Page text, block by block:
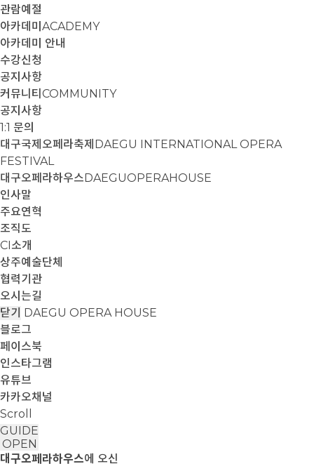
관람예절
아카데미 ACADEMY
아카데미 안내
수강신청
공지사항
커뮤니티 COMMUNITY
공지사항
1:1 문의
대구국제오페라축제 DAEGU INTERNATIONAL OPERA
FESTIVAL
대구오페라하우스DAEGUOPERAHOUSE
인사말
주요연혁
조직도
CI소개
상주예술단체
협력기관
오시는길
닫기 DAEGU OPERA HOUSE
블로그
페이스북
인스타그램
유튜브
카카오채널
Scroll
GUIDE
OPEN
대구오페라하우스에 오신